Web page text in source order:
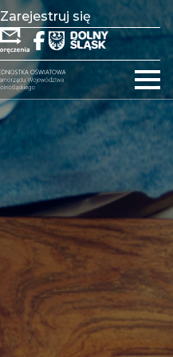
Zarejestruj się